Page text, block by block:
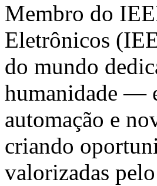
Membro do
Eletrônicos
do mundo
humanidade —
automação e
criando
valorizadas